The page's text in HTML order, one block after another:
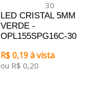
LED CRISTAL 5MM
VERDE -
OPL155SPG16C-30
R$ 0,19 à vista
ou R$ 0,20